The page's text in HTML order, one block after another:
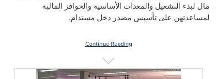
مال لبدء التشغيل والمعدات الأساسية والحوافز المالية
لمساعدتهن على تأسيس مصدر دخل مستدام.
Continue Reading